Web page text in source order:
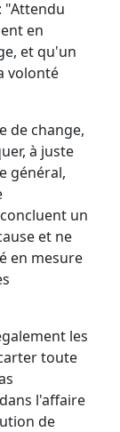
: "Attendu
en
et qu'un
volonté
de change,
à juste
général,
un
et ne
en mesure
les
toute
l'affaire
de